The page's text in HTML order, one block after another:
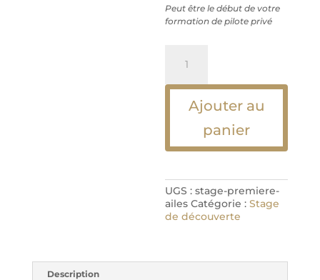
Peut être le début de votre
formation de pilote privé
première
Ajouter au
panier
UGS :stage-premiere-
ailes Catégorie :Stage
de découverte
Description